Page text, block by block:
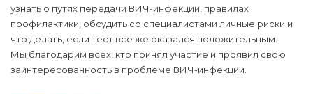
узнать о путях передачи ВИЧ-инфекции, правилах
профилактики, обсудить со специалистами личные риски и
что делать, если тест все же оказался положительным.
Мы благодарим всех, кто принял участие и проявил свою
заинтересованность в проблеме ВИЧ-инфекции.